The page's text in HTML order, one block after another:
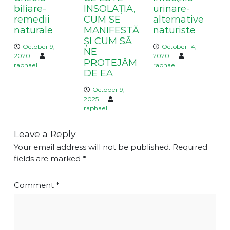
n
biliare-
remedii
naturale
October 9,
2020
raphael
INSOLAȚIA,
CUM SE
MANIFESTĂ
ȘI CUM SĂ
NE
PROTEJĂM
DE EA
October 9,
2025
raphael
urinare-
alternative
naturiste
October 14,
2020
raphael
Leave a Reply
Your email address will not be published. Required
fields are marked *
Comment *